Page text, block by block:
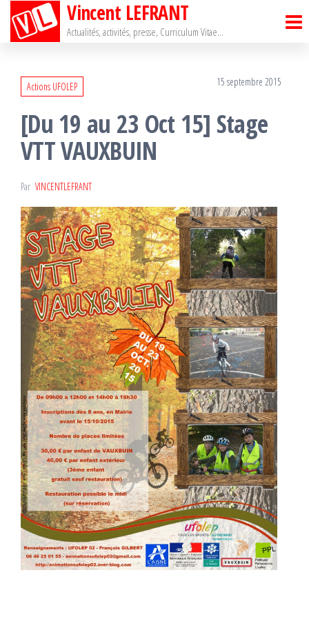
Passer
Vincent LEFRANT
Actualités, activités, presse, Curriculum Vitae…
Actions UFOLEP 15 septembre 2015
[Du 19 au 23 Oct 15] Stage
VTT VAUXBUIN
Par VINCENTLEFRANT